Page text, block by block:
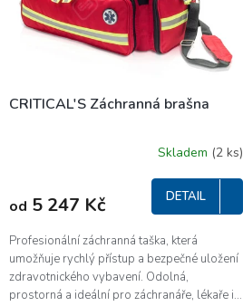
kCRITICAL'S Záchranná brašna
Skladem (2 ks)
od 5 247 Kč DETAIL
Profesionální záchranná taška, která
umožňuje rychlý přístup a bezpečné uložení
zdravotnického vybavení. Odolná,
prostorná a ideální pro záchranáře, lékaře i...